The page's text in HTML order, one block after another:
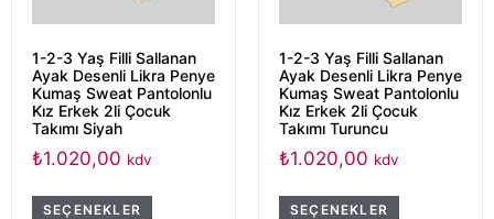
1-2-3 Yaş Filli Sallanan
Ayak Desenli Likra Penye
Kumaş Sweat Pantolonlu
Kız Erkek 2li Çocuk
Takımı Siyah
₺1.020,00 kdv
SEÇENEKLER
1-2-3 Yaş Filli Sallanan
Ayak Desenli Likra Penye
Kumaş Sweat Pantolonlu
Kız Erkek 2li Çocuk
Takımı Turuncu
₺1.020,00 kdv
SEÇENEKLER